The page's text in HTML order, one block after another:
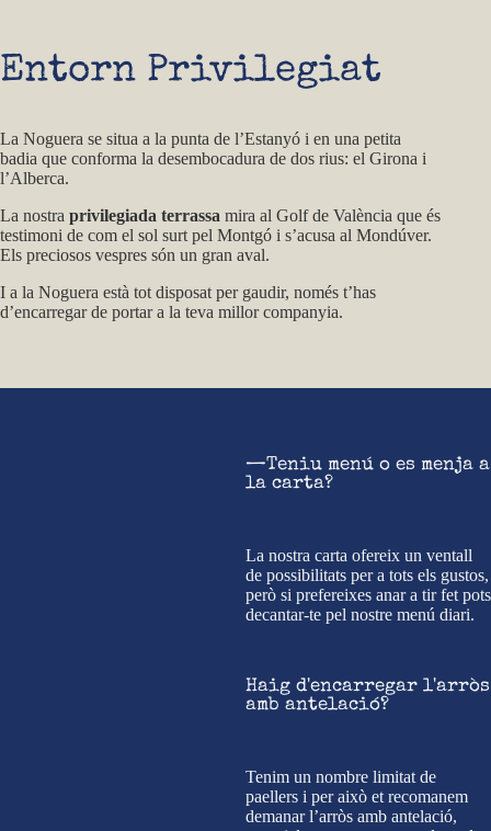
Entorn Privilegiat
La Noguera se situa a la punta de l’Estanyó i en una petita
badia que conforma la desembocadura de dos rius: el Girona i
l’Alberca.
La nostra privilegiada terrassa mira al Golf de València que és
testimoni de com el sol surt pel Montgó i s’acusa al Mondúver.
Els preciosos vespres són un gran aval.
I a la Noguera està tot disposat per gaudir, només t’has
d’encarregar de portar a la teva millor companyia.
—Teniu menú o es menja a
la carta?
La nostra carta ofereix un ventall
de possibilitats per a tots els gustos,
però si prefereixes anar a tir fet pots
decantar-te pel nostre menú diari.
Haig d'encarregar l'arròs
amb antelació?
Tenim un nombre limitat de
paellers i per això et recomanem
demanar l’arròs amb antelació,